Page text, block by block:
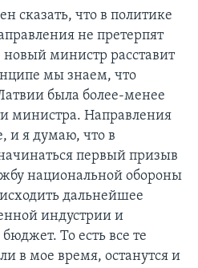
сказать, что в политике
не претерпят
министр расставит
мы знаем, что
была более-менее
министра. Направления
и я думаю, что в
первый призыв
национальной обороны
дальнейшее
индустрии и
То есть все те
в мое время, останутся и